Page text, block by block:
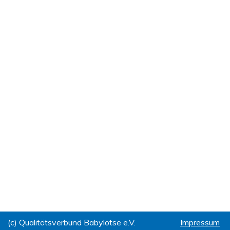
(c) Qualitätsverbund Babylotse e.V. Impressum